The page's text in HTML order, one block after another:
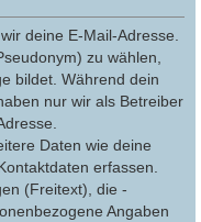
deine E-Mail-Adresse.
zu wählen,
bildet. Während dein
nur wir als Betreiber
Daten wie deine
erfassen.
(Freitext), die -
Angaben